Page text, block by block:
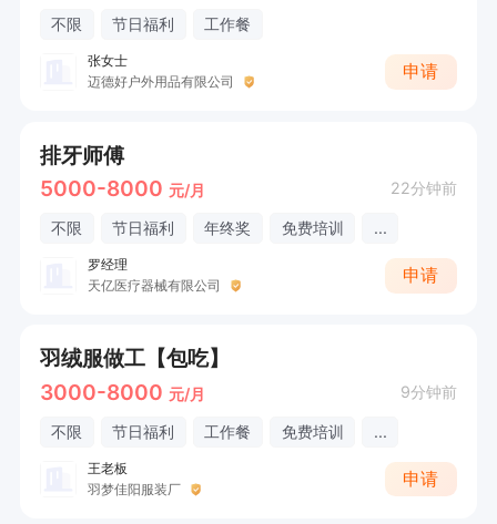
不限 节日福利 工作餐
张女士
迈德好户外用品有限公司
申请
排牙师傅
5000-8000 元/月 22分钟前
不限 节日福利 年终奖 免费培训 ...
罗经理
天亿医疗器械有限公司
申请
羽绒服做工【包吃】
3000-8000 元/月 9分钟前
不限 节日福利 工作餐 免费培训 ...
王老板
羽梦佳阳服装厂
申请